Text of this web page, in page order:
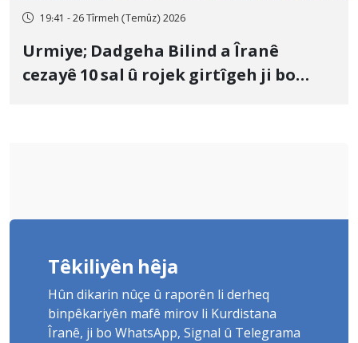
19:41 - 26 Tîrmeh (Temûz) 2026
Urmiye; Dadgeha Bilind a Îranê
cezayê 10 sal û rojek girtîgeh ji bo
Têkiliyên hêja
Hûn dikarin nûçe û raporên li derheq
binpêkariyên mafê mirov li Kurdistana
Îranê, ji bo WhatsApp, Signal û Telegrama